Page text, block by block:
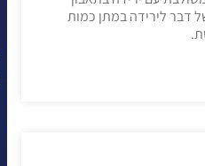
דבר לירידה במתן כמות